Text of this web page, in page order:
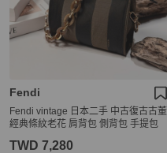
Fendi
Fendi vintage 日本二手 中古復古古董
經典條紋老花 肩背包 側背包 手提包
TWD 7,280